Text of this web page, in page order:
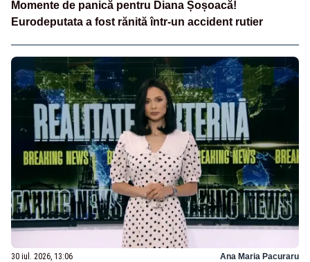
Momente de panică pentru Diana Șoșoacă!
Eurodeputata a fost rănită într-un accident rutier
30 iul. 2026, 13:06 Ana Maria Pacuraru